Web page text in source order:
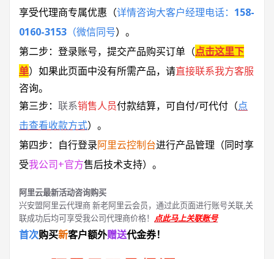
享受代理商专属优惠 （详情咨询大客户经理电话： 158-
0160-3153 （微信同号） 。
第二步：登录账号，提交产品购买订单（点击这里下
单） 如果此页面中没有所需产品，请直接联系我方客服
咨询。
第三步： 联系销售人员付款结算，可自付/可代付（点
击查看收款方式）。
第四步：自行登录阿里云控制台进行产品管理（同时享
受我公司+官方售后技术支持）。
阿里云最新活动咨询购买
兴安盟阿里云代理商 新老阿里云会员，通过此页面进行账号关联,关
联成功后均可享受我公司代理商价格！ 点此马上关联账号
首次购买新客户额外赠送代金券！